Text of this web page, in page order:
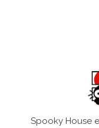
Spooky House